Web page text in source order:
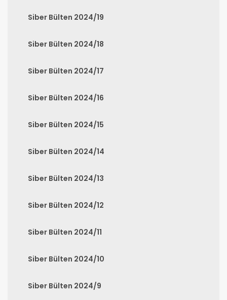
Siber Bülten 2024/19
Siber Bülten 2024/18
Siber Bülten 2024/17
Siber Bülten 2024/16
Siber Bülten 2024/15
Siber Bülten 2024/14
Siber Bülten 2024/13
Siber Bülten 2024/12
Siber Bülten 2024/11
Siber Bülten 2024/10
Siber Bülten 2024/9